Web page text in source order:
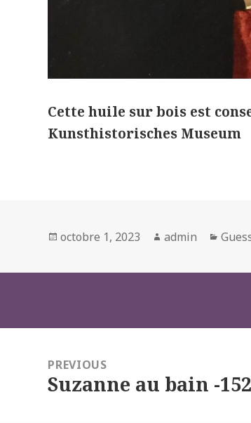
Cette huile sur bois est
Kunsthistorisches Museum
Posted
octobre 1, 2023 Author
admin
l’article
PREVIOUS
Previous
Suzanne au bain -